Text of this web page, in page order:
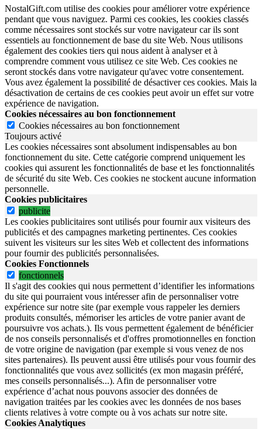
NostalGift.com utilise des cookies pour améliorer votre expérience
pendant que vous naviguez. Parmi ces cookies, les cookies classés
comme nécessaires sont stockés sur votre navigateur car ils sont
essentiels au fonctionnement de base du site Web. Nous utilisons
également des cookies tiers qui nous aident à analyser et à
comprendre comment vous utilisez ce site Web. Ces cookies ne
seront stockés dans votre navigateur qu'avec votre consentement.
Vous avez également la possibilité de désactiver ces cookies. Mais la
désactivation de certains de ces cookies peut avoir un effet sur votre
expérience de navigation.
Cookies nécessaires au bon fonctionnement
Cookies nécessaires au bon fonctionnement
Toujours activé
Les cookies nécessaires sont absolument indispensables au bon
fonctionnement du site. Cette catégorie comprend uniquement les
cookies qui assurent les fonctionnalités de base et les fonctionnalités
de sécurité du site Web. Ces cookies ne stockent aucune information
personnelle.
Cookies publicitaires
publicite
Les cookies publicitaires sont utilisés pour fournir aux visiteurs des
publicités et des campagnes marketing pertinentes. Ces cookies
suivent les visiteurs sur les sites Web et collectent des informations
pour fournir des publicités personnalisées.
Cookies Fonctionnels
fonctionnels
Il s'agit des cookies qui nous permettent d’identifier les informations
du site qui pourraient vous intéresser afin de personnaliser votre
expérience sur notre site (par exemple vous rappeler les derniers
produits consultés, mémoriser les articles de votre panier avant de
poursuivre vos achats.). Ils vous permettent également de bénéficier
de nos conseils personnalisés et d'offres promotionnelles en fonction
de votre origine de navigation (par exemple si vous venez de nos
sites partenaires). Ils peuvent aussi être utilisés pour vous fournir des
fonctionnalités que vous avez sollicités (ex mon magasin préféré,
mes conseils personnalisés...). Afin de personnaliser votre
expérience d’achat nous pouvons associer des données de
navigation traitées par les cookies avec les données de nos bases
clients relatives à votre compte ou à vos achats sur notre site.
Cookies Analytiques